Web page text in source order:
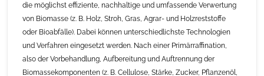
die möglichst effiziente, nachhaltige und umfassende Verwertung
von Biomasse (z. B. Holz, Stroh, Gras, Agrar- und Holzreststoffe
oder Bioabfälle). Dabei können unterschiedlichste Technologien
und Verfahren eingesetzt werden. Nach einer Primärraffination,
also der Vorbehandlung, Aufbereitung und Auftrennung der
Biomassekomponenten (z. B. Cellulose, Stärke, Zucker, Pflanzenöl,